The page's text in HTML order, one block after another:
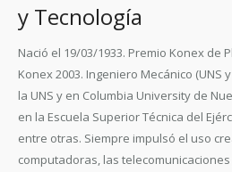
y Tecnología
Nació el 19/03/1933. Premio Konex de
Konex 2003. Ingeniero Mecánico (UNS
la UNS y en Columbia University de
en la Escuela Superior Técnica del
entre otras. Siempre impulsó el uso
computadoras, las